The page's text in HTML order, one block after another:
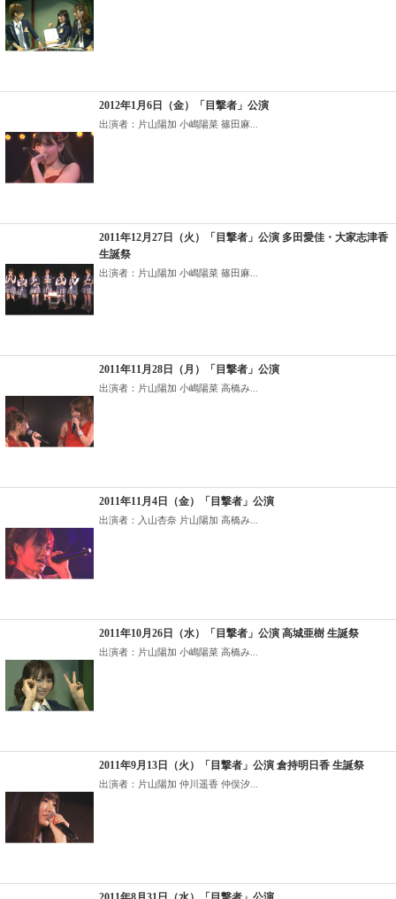
2012年1月6日（金）「目撃者」公演
出演者：片山陽加 小嶋陽菜 篠田麻...
2011年12月27日（火）「目撃者」公演 多田愛佳・大家志津香
生誕祭
出演者：片山陽加 小嶋陽菜 篠田麻...
2011年11月28日（月）「目撃者」公演
出演者：片山陽加 小嶋陽菜 高橋み...
2011年11月4日（金）「目撃者」公演
出演者：入山杏奈 片山陽加 高橋み...
2011年10月26日（水）「目撃者」公演 高城亜樹 生誕祭
出演者：片山陽加 小嶋陽菜 高橋み...
2011年9月13日（火）「目撃者」公演 倉持明日香 生誕祭
出演者：片山陽加 仲川遥香 仲俣汐...